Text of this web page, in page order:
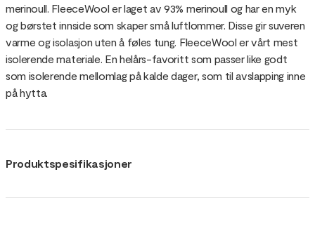
merinoull. FleeceWool er laget av 93% merinoull og har en myk
og børstet innside som skaper små luftlommer. Disse gir suveren
varme og isolasjon uten å føles tung. FleeceWool er vårt mest
isolerende materiale. En helårs-favoritt som passer like godt
som isolerende mellomlag på kalde dager, som til avslapping inne
på hytta.
Produktspesifikasjoner